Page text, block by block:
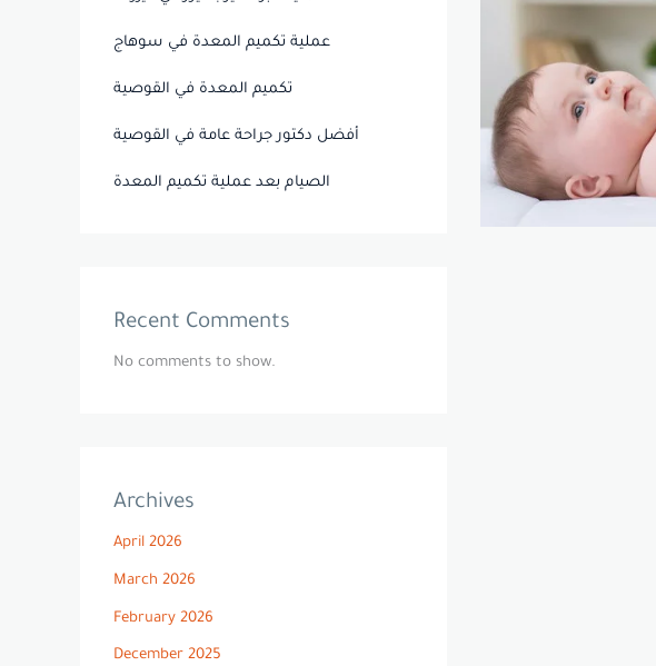
عملية تكميم المعدة في سوهاج
تكميم المعدة في القوصية
أفضل دكتور جراحة عامة في القوصية
الصيام بعد عملية تكميم المعدة
Recent Comments
No comments to show.
Archives
April 2026
March 2026
February 2026
December 2025